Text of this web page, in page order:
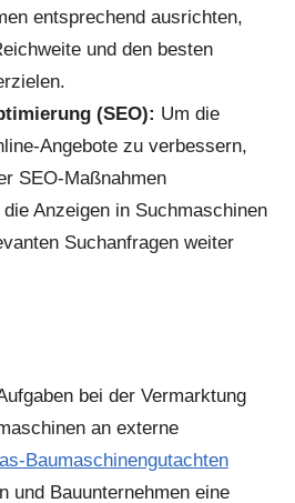
entsprechend ausrichten,
und den besten
(SEO): Um die
Angebote zu verbessern,
SEO-Maßnahmen
Anzeigen in Suchmaschinen
Suchanfragen weiter
bei der Vermarktung
an externe
Baumaschinengutachten
und Bauunternehmen eine